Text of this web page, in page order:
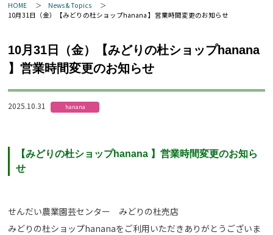
HOME
News & Topics
10月31日（金）【みどりの杜ショップhanana 】営業時間変更のお知らせ
10月31日（金）【みどりの杜ショップhanana
】営業時間変更のお知らせ
2025.10.31 hanana
【みどりの杜ショップhanana 】営業時間変更のお知ら
せ
せんだい農業園芸センター みどりの杜売店
みどりの杜ショップhananaをご利用いただきありがとうございま